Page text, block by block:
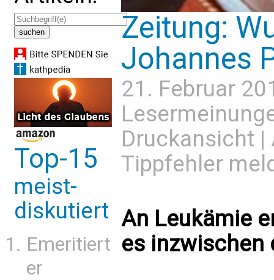
Top-15
meist-
diskutiert
Emeritiert
er
Zeitung:
Johannes
21. Februar
Druckansicht |
Tippfehler
An Leukämie
es inzwischen